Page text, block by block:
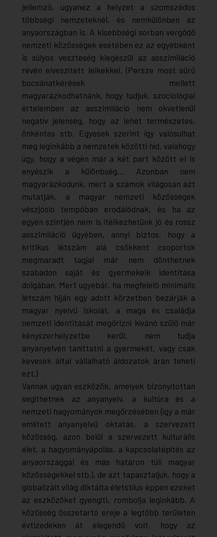
jellemző, ugyanez a helyzet a szomszédos
többségi nemzeteknél, és nemkülönben az
anyaországban is. A kisebbségi sorban vergődő
nemzeti közösségek esetében ez az egyébként
is súlyos veszteség kiegészül az asszimiláció
révén elveszített lelkekkel. (Persze most sűrű
bocsánatkérések mellett
magyarázkodhatnánk, hogy tudjuk, szociológiai
értelemben az asszimiláció nem okvetlenül
negatív jelenség, hogy az lehet természetes,
önkéntes stb. Egyesek szerint így valósulhat
meg leginkább a nemzetek közötti híd, valahogy
úgy, hogy a végén már a két part között el is
enyészik a különbség… Azonban nem
magyarázkodunk, mert a számok világosan azt
mutatják, a magyar nemzeti közösségek
vészjósló tempóban erodálódnak, és ha az
egyén szintjén nem is ítélkezhetünk jó és rossz
asszimiláció ügyében, annyi biztos, hogy a
kritikus létszám alá csökkent csoportok
megmaradt tagjai már nem dönthetnek
szabadon saját és gyermekeik identitása
dolgában. Mert ugyebár, ha megfelelő minimális
létszám híján egy adott körzetben bezárják a
magyar nyelvű iskolát, a maga és családja
nemzeti identitását megőrizni kívánó szülő már
kényszerhelyzetbe kerül, nem tudja
anyanyelvén taníttatni a gyermekét, vagy csak
kevesek által vállalható áldozatok árán teheti
ezt.)
Vannak ugyan eszközök, amelyek bizonyítottan
segíthetnek az anyanyelv, a kultúra és a
nemzeti hagyományok megőrzésében (így a már
említett anyanyelvű oktatás, a szervezett
közösség, azon belül a szervezett kulturális
élet, a hagyományápolás, a kapcsolatépítés az
anyaországgal és más határon túli magyar
közösségekkel stb.), de azt tapasztaljuk, hogy a
globalizált világ diktálta életstílus éppen ezeket
az eszközöket gyengíti, rombolja leginkább. A
közösség összetartó ereje a legtöbb területen
évtizedeken át elegendő volt, hogy az